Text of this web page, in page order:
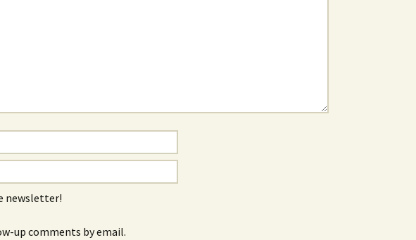
newsletter!
up comments by email.